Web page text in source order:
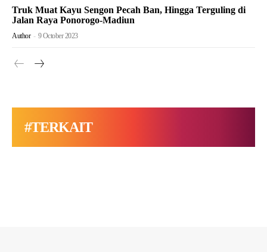
Truk Muat Kayu Sengon Pecah Ban, Hingga Terguling di
Jalan Raya Ponorogo-Madiun
Author - 9 October 2023
#TERKAIT